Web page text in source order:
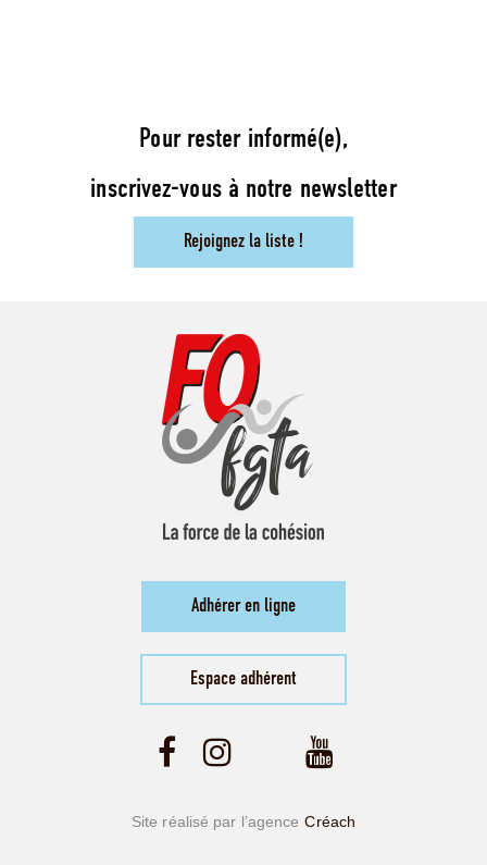
Pour rester informé(e),
inscrivez-vous à notre newsletter
Rejoignez la liste !
Adhérer en ligne
Espace adhérent
Site réalisé par l’agence Créach